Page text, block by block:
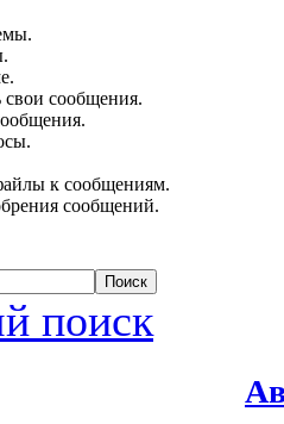
свои сообщения.
к сообщениям.
сообщений.
поиск